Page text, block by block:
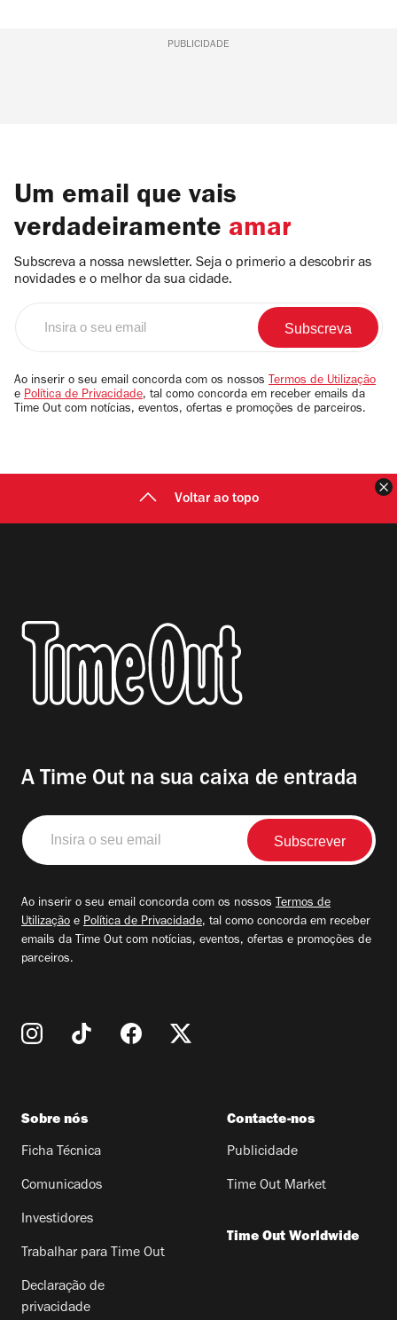
PUBLICIDADE
Um email que vais
verdadeiramente amar
Subscreva a nossa newsletter. Seja o primerio a descobrir as
novidades e o melhor da sua cidade.
email
Ao inserir o seu email concorda com os nossos Termos de Utilização
e Política de Privacidade, tal como concorda em receber emails da
Time Out com notícias, eventos, ofertas e promoções de parceiros.
Voltar ao topo
A Time Out na sua caixa de entrada
Insira
o
seu
Ao inserir o seu email concorda com os nossos Termos de
Utilização e Política de Privacidade, tal como concorda em receber
emails da Time Out com notícias, eventos, ofertas e promoções de
parceiros.
Sobre nós
Ficha Técnica
Comunicados
Investidores
Trabalhar para Time Out
Declaração de
privacidade
Contacte-nos
Publicidade
Time Out Market
Time Out Worldwide